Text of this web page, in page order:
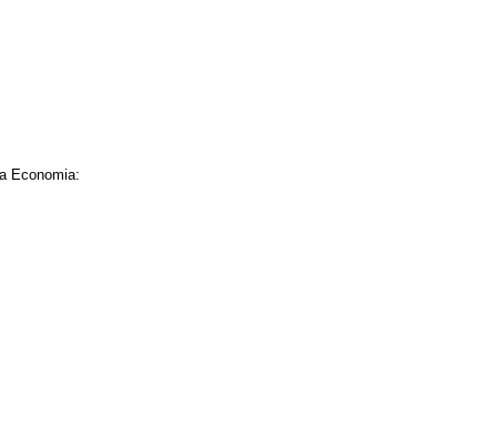
Economia: